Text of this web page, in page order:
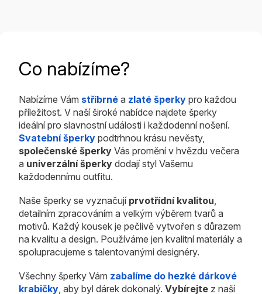
Co nabízíme?
Nabízíme Vám stříbrné a zlaté šperky pro každou
příležitost. V naší široké nabídce najdete šperky
ideální pro slavnostní události i každodenní nošení.
Svatební šperky podtrhnou krásu nevěsty,
společenské šperky Vás promění v hvězdu večera
a univerzální šperky dodají styl Vašemu
každodennímu outfitu.
Naše šperky se vyznačují prvotřídní kvalitou,
detailním zpracováním a velkým výběrem tvarů a
motivů. Každý kousek je pečlivě vytvořen s důrazem
na kvalitu a design. Používáme jen kvalitní materiály a
spolupracujeme s talentovanými designéry.
Všechny šperky Vám zabalíme do hezké dárkové
krabičky, aby byl dárek dokonalý. Vybírejte z naší